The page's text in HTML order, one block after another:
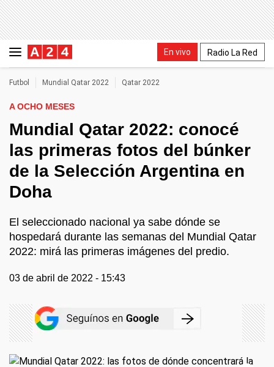
En vivo Radio La Red
Futbol Mundial Qatar 2022 Qatar 2022
A OCHO MESES
Mundial Qatar 2022: conocé
las primeras fotos del búnker
de la Selección Argentina en
Doha
El seleccionado nacional ya sabe dónde se
hospedará durante las semanas del Mundial Qatar
2022: mirá las primeras imágenes del predio.
03 de abril de 2022 - 15:43